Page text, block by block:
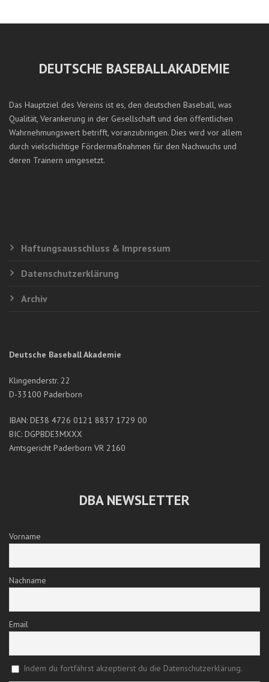
DEUTSCHE BASEBALLAKADEMIE
Das Hauptziel des Vereins ist es, den deutschen Baseball, was
Qualität, Verankerung in der Gesellschaft und den öffentlichen
Wahrnehmungswert betrifft, voranzubringen. Dies wird vor allem
durch vielschichtige Fördermaßnahmen für den Nachwuchs und
deren Trainern umgesetzt.
Haftungsausschluss & Impressum
Datenschutzerklärung
Archiv
Deutsche Baseball Akademie
Klingenderstr. 22
D-33100 Paderborn
IBAN: DE38 4726 0121 8837 1729 00
BIC: DGPBDE3MXXX
Amtsgericht Paderborn VR 2160
DBA NEWSLETTER
Vorname
Nachname
Email
Indem du fortfährst akzeptierst du die Datenschutzerklärung.